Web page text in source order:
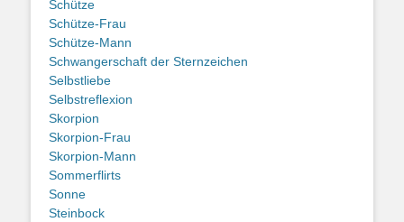
Schütze
Schütze-Frau
Schütze-Mann
Schwangerschaft der Sternzeichen
Selbstliebe
Selbstreflexion
Skorpion
Skorpion-Frau
Skorpion-Mann
Sommerflirts
Sonne
Steinbock